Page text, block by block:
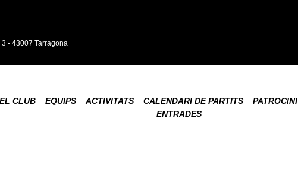
- 43007 Tarragona
EL CLUB EQUIPS ACTIVITATS CALENDARI DE PARTITS PATROCINI
ENTRADES